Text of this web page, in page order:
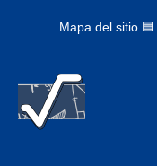
Mapa del sitio 🟦